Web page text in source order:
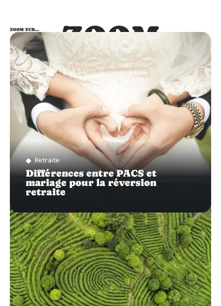
ZOOM
SUR…
ZOOM SUR…
Retraite
Différences entre PACS et
mariage pour la réversion
retraite